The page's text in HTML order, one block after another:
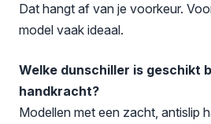
Dat hangt af van je voorkeur.
model vaak ideaal.
Welke dunschiller is geschikt
handkracht?
Modellen met een zacht, antislip